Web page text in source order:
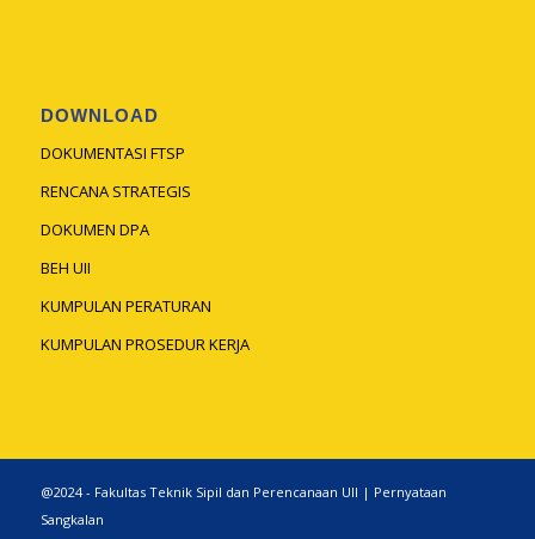
DOWNLOAD
DOKUMENTASI FTSP
RENCANA STRATEGIS
DOKUMEN DPA
BEH UII
KUMPULAN PERATURAN
KUMPULAN PROSEDUR KERJA
@2024 - Fakultas Teknik Sipil dan Perencanaan UII | Pernyataan
Sangkalan